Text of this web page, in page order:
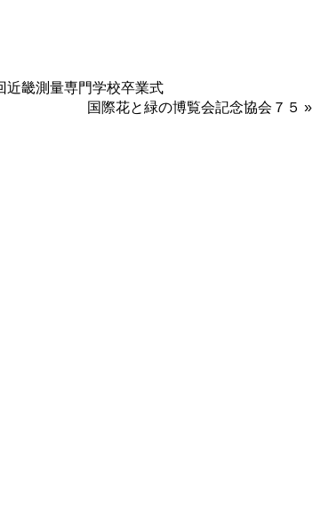
近畿測量専門学校卒業式
国際花と緑の博覧会記念協会７５ »